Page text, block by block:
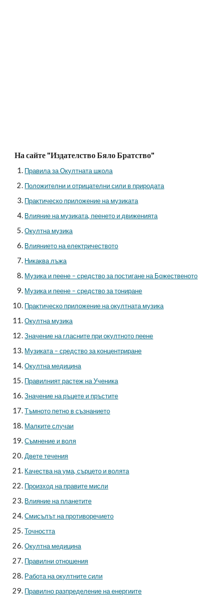
На сайте "Издателство Бяло Братство"
Правила за Окултната школа
Положителни и отрицателни сили в природата
Практическо приложение на музиката
Влияние на музиката, пеенето и движенията
Окултна музика
Влиянието на електричеството
Никаква лъжа
Музика и пеене – средство за постигане на Божественото
Музика и пеене – средство за тониране
Практическо приложение на окултната музика
Окултна музика
Значение на гласните при окултното пеене
Музиката – средство за концентриране
Окултна медицина
Правилният растеж на Ученика
Значение на ръцете и пръстите
Тъмното петно в съзнанието
Малките случаи
Съмнение и воля
Двете течения
Качества на ума, сърцето и волята
Произход на правите мисли
Влияние на планетите
Смисълът на противоречието
Точността
Окултна медицина
Правилни отношения
Работа на окултните сили
Правилно разпределение на енергиите